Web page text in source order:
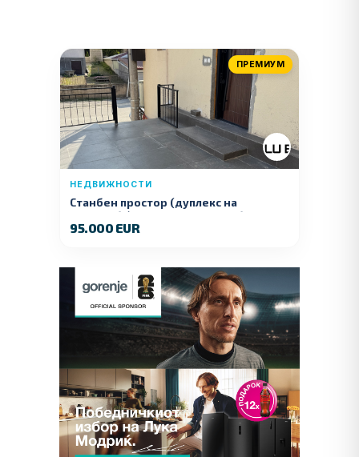
ПРЕМИУМ
НЕДВИЖНОСТИ
Станбен простор (дуплекс на
продажба) – Ул. Стојан Арсов бр. 1,
Куманово
95.000 EUR